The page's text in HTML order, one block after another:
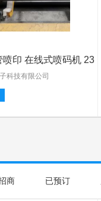
喷印 在线式喷码机 23
科技有限公司
商 已预订